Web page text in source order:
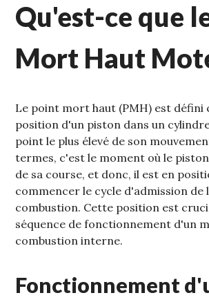
Qu'est-ce que
Mort Haut
Le point mort haut (PMH) est défini
position d'un piston dans un
point le plus élevé de son
termes‚ c'est le moment où le
de sa course‚ et donc‚ il est en
commencer le cycle d'admission de
combustion. Cette position est
séquence de fonctionnement d'un
combustion interne.
Fonctionnement